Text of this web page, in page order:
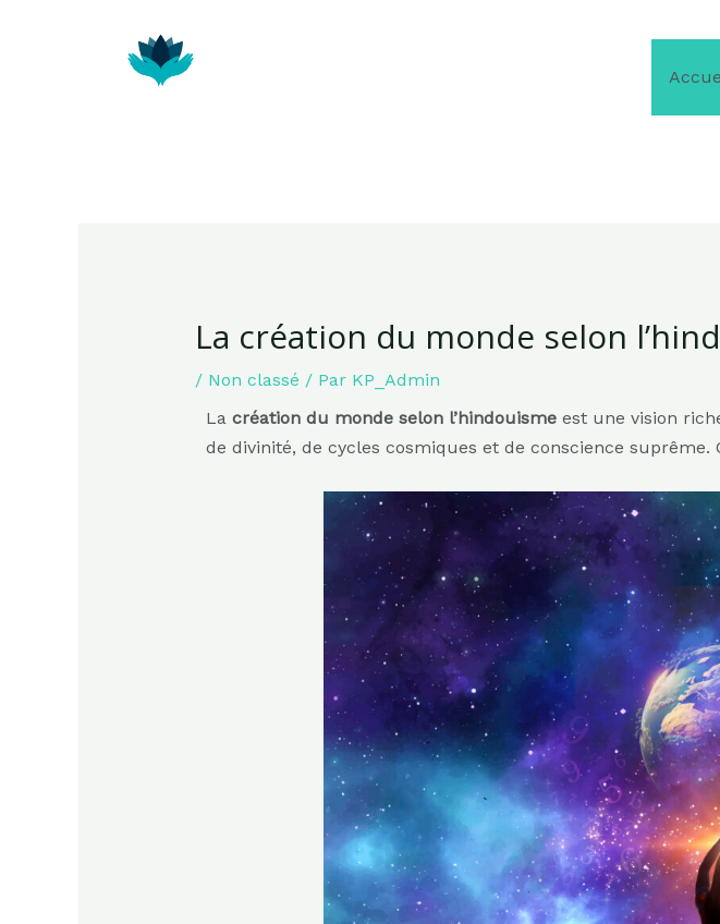
La création du monde selon
/ Non classé / Par KP_Admin
La création du monde selon l’hindouismeest une vision
de divinité, de cycles cosmiques et de conscience suprême.